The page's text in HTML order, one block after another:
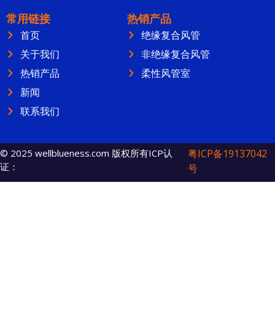
常用链接
首页
关于我们
热销产品
新闻
联系我们
热销产品
绝缘复合风管
非绝缘复合风管
柔性风管室
© 2025 wellblueness.com 版权所有ICP认
证：
粤ICP备19137042
号